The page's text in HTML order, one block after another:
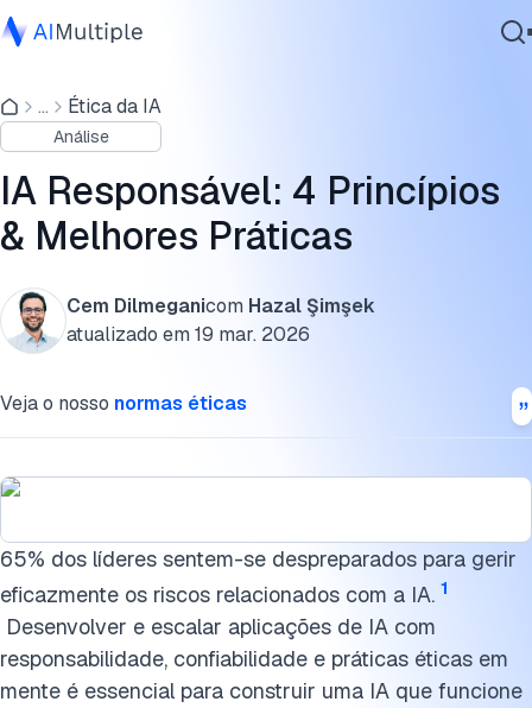
IA Agêntica
Segurança cibernética
Dados
Software Empresarial
Serviços
... Ética da IA
Análise
IA Responsável: 4 Princípios
& Melhores Práticas
Cem Dilmeganicom Hazal Şimşek
atualizado em 19 mar. 2026
Veja o nosso normas éticas
65% dos líderes sentem-se despreparados para gerir
eficazmente os riscos relacionados com a IA. 1
Desenvolver e escalar aplicações de IA com
responsabilidade, confiabilidade e práticas éticas em
mente é essencial para construir uma IA que funcione
1. Equidade
3. Segurança
Novo pilar: IA Verde
Como identificar se uma ferramenta de IA é responsável?
Desenvolvimentos recentes na IA responsável
Cite esta pesquisa